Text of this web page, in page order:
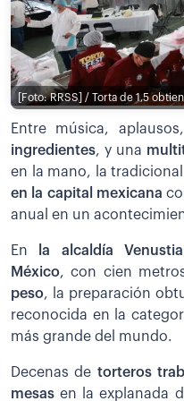
[Foto: RRSS] / Torta de 1,5
Entre música,
ingredientes, y una
en la mano, la
en la capital mexicana
anual en un
En
la alcaldía
México, con cien
peso, la preparación
reconocida en la
más grande del mundo.
Decenas de torteros
mesasen la explanada